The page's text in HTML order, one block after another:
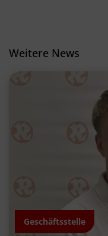
Weitere News
Geschäftsstelle